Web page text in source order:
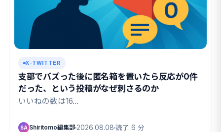
X-TWITTER
支部でバズった後に匿名箱を置いたら反応が0件
だった、という投稿がなぜ刺さるのか
いいねの数は16…
SA Shiritomo編集部 2026.08.08 読了 6 分